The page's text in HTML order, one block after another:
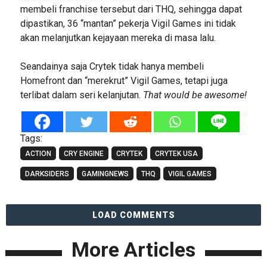
membeli franchise tersebut dari THQ, sehingga dapat
dipastikan, 36 “mantan” pekerja Vigil Games ini tidak
akan melanjutkan kejayaan mereka di masa lalu.
Seandainya saja Crytek tidak hanya membeli
Homefront dan “merekrut” Vigil Games, tetapi juga
terlibat dalam seri kelanjutan. That would be awesome!
Tags:
ACTION CRY ENGINE CRYTEK CRYTEK USA
DARKSIDERS GAMINGNEWS THQ VIGIL GAMES
LOAD COMMENTS
More Articles